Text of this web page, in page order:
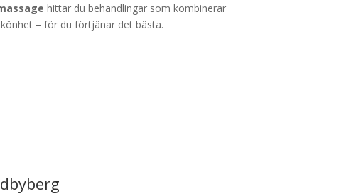
hittar du behandlingar som kombinerar
– för du förtjänar det bästa.